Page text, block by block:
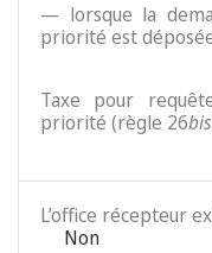
— lorsque la
priorité est
Taxe pour
priorité (règle 26bis
L’office récepteur
Non